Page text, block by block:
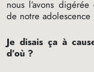
nous l’avons
de notre adolescence
Je disais ça à
d’où ?